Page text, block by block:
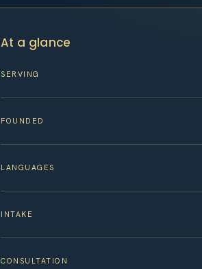
At a glance
SERVING
FOUNDED
LANGUAGES
INTAKE
CONSULTATION